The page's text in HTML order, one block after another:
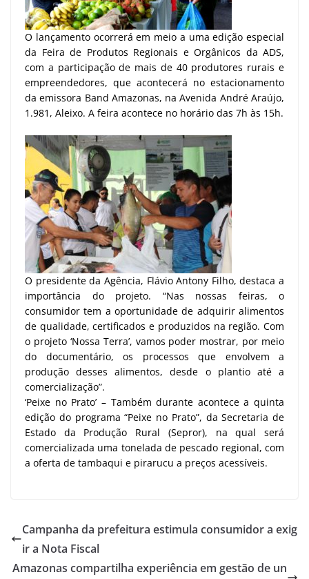
O lançamento ocorrerá em meio a uma edição especial
da Feira de Produtos Regionais e Orgânicos da ADS,
com a participação de mais de 40 produtores rurais e
empreendedores, que acontecerá no estacionamento
da emissora Band Amazonas, na Avenida André Araújo,
1.981, Aleixo. A feira acontece no horário das 7h às 15h.
O presidente da Agência, Flávio Antony Filho, destaca a
importância do projeto. “Nas nossas feiras, o
consumidor tem a oportunidade de adquirir alimentos
de qualidade, certificados e produzidos na região. Com
o projeto ‘Nossa Terra’, vamos poder mostrar, por meio
do documentário, os processos que envolvem a
produção desses alimentos, desde o plantio até a
comercialização”.
‘Peixe no Prato’ – Também durante acontece a quinta
edição do programa “Peixe no Prato”, da Secretaria de
Estado da Produção Rural (Sepror), na qual será
comercializada uma tonelada de pescado regional, com
a oferta de tambaqui e pirarucu a preços acessíveis.
Campanha da prefeitura estimula consumidor a exig
ir a Nota Fiscal
Amazonas compartilha experiência em gestão de un